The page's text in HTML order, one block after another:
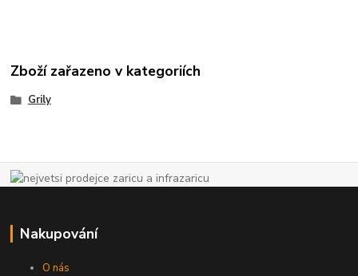
Zboží zařazeno v kategoriích
Grily
Nakupování
O nás